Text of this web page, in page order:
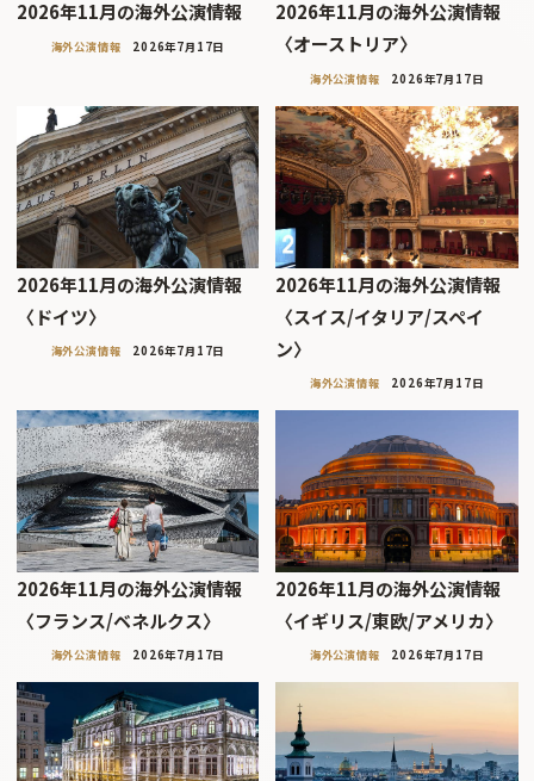
2026年11月の海外公演情報
海外公演情報 2026年7月17日
2026年11月の海外公演情報
〈オーストリア〉
海外公演情報 2026年7月17日
2026年11月の海外公演情報
〈ドイツ〉
海外公演情報 2026年7月17日
2026年11月の海外公演情報
〈スイス/イタリア/スペイ
ン〉
海外公演情報 2026年7月17日
2026年11月の海外公演情報
〈フランス/ベネルクス〉
海外公演情報 2026年7月17日
2026年11月の海外公演情報
〈イギリス/東欧/アメリカ〉
海外公演情報 2026年7月17日